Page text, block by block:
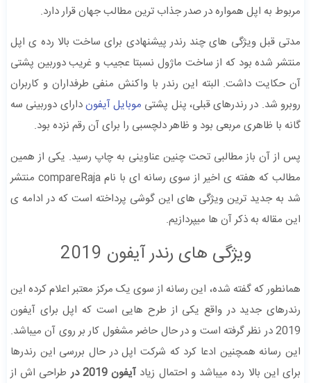
مربوط به اپل همواره در صدر جذاب ترین مطالب جهان قرار دارد.
مدتی قبل ویژگی های چند رندر پیشنهادی برای ساخت بالا رده ی اپل
منتشر شده بود که از ساخت ماژول نسبتا عجیب و غریب دوربین پشتی
آن حکایت داشت. البته این رندر با واکنش منفی طرفداران و کاربران
روبرو شد. در رندرهای قبلی، پنل پشتی موبایل آیفوندارای دوربینی سه
گانه با ظاهری مربعی بود و ظاهر دلچسبی را برای آن رقم نزده بود.
پس از آن باز مطالبی تحت چنین عناوینی به چاپ رسید. یکی از همین
مطالب که هفته ی اخیر از سوی رسانه ای با نام compareRaja منتشر
شد به جدید ترین ویژگی های این گوشی پرداخته است که در ادامه ی
این مقاله به ذکر آن ها میپردازیم.
ویژگی های رندر آیفون 2019
همانطور که گفته شده، این رسانه از سوی یک مرکز معتبر اعلام کرده این
رندرهای جدید در واقع یکی از طرح هایی است که اپل برای آیفون
2019 در نظر گرفته است و در حال حاضر مشغول کار بر روی آن میباشد.
این رسانه همچنین ادعا کرد که شرکت اپل در حال بررسی این رندرها
برای این بالا رده میباشد و احتمال زیاد آیفون 2019 در
طراحی اش از